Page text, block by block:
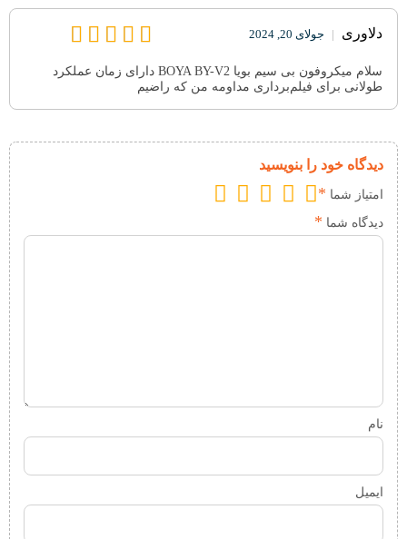
دلاوری | جولای 20, 2024
سلام میکروفون بی سیم بویا BOYA BY-V2 دارای زمان عملکرد
طولانی برای فیلم‌برداری مداومه من که راضیم
دیدگاه خود را بنویسید
امتیاز شما *
دیدگاه شما *
نام
ایمیل